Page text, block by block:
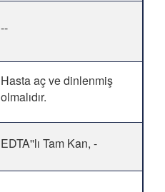
--
Hasta aç ve dinlenmiş
olmalıdır.
EDTA''lı Tam Kan, -